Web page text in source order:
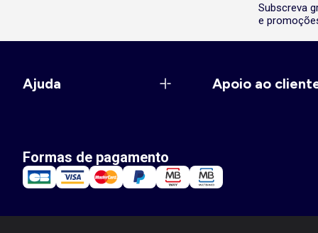
Subscreva
e
Ajuda Apoio ao
Formas de pagamento